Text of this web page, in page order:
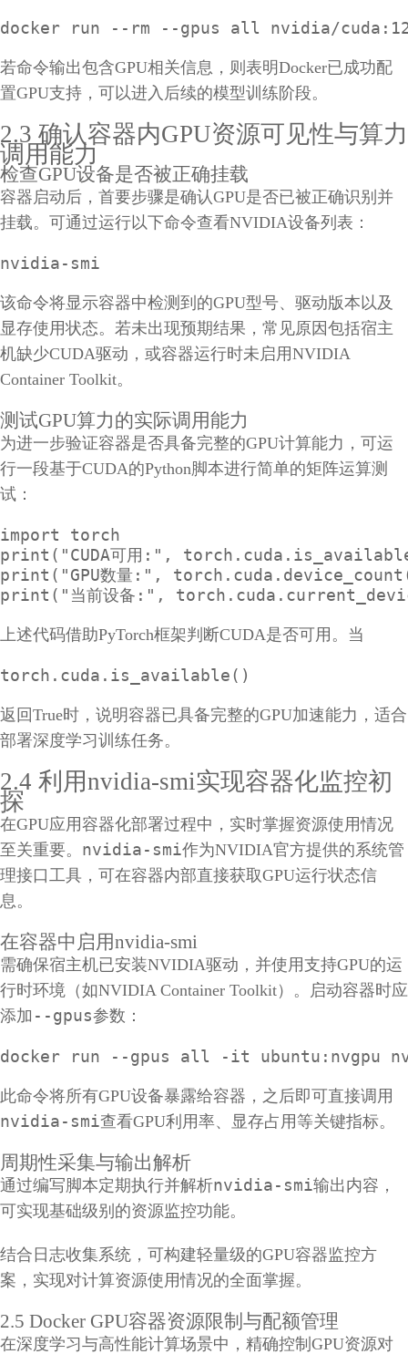
docker run --rm --gpus all nvidia/
若命令输出包含GPU相关信息，则表明Docker已成功配
置GPU支持，可以进入后续的模型训练阶段。
2.3 确认容器内GPU资源可见性与算力
调用能力
检查GPU设备是否被正确挂载
容器启动后，首要步骤是确认GPU是否已被正确识别并
挂载。可通过运行以下命令查看NVIDIA设备列表：
nvidia-smi
该命令将显示容器中检测到的GPU型号、驱动版本以及
显存使用状态。若未出现预期结果，常见原因包括宿主
机缺少CUDA驱动，或容器运行时未启用NVIDIA
Container Toolkit。
测试GPU算力的实际调用能力
为进一步验证容器是否具备完整的GPU计算能力，可运
行一段基于CUDA的Python脚本进行简单的矩阵运算测
试：
import torch
print("CUDA可用:",
print("GPU数量:",
print("当前设备:",
上述代码借助PyTorch框架判断CUDA是否可用。当
torch.cuda.is_available()
返回True时，说明容器已具备完整的GPU加速能力，适合
部署深度学习训练任务。
2.4 利用nvidia-smi实现容器化监控初
探
在GPU应用容器化部署过程中，实时掌握资源使用情况
至关重要。 nvidia-smi作为NVIDIA官方提供的系统管
理接口工具，可在容器内部直接获取GPU运行状态信
息。
在容器中启用nvidia-smi
需确保宿主机已安装NVIDIA驱动，并使用支持GPU的运
行时环境（如NVIDIA Container Toolkit）。启动容器时应
添加 --gpus参数：
docker run --gpus all -it ubuntu:nvgpu
此命令将所有GPU设备暴露给容器，之后即可直接调用
nvidia-smi查看GPU利用率、显存占用等关键指标。
周期性采集与输出解析
通过编写脚本定期执行并解析nvidia-smi输出内容，
可实现基础级别的资源监控功能。
结合日志收集系统，可构建轻量级的GPU容器监控方
案，实现对计算资源使用情况的全面掌握。
2.5 Docker GPU容器资源限制与配额管理
在深度学习与高性能计算场景中，精确控制GPU资源对